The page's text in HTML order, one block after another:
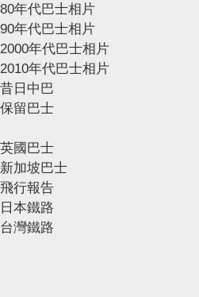
80年代巴士相片
90年代巴士相片
2000年代巴士相片
2010年代巴士相片
昔日中巴
保留巴士
英國巴士
新加坡巴士
飛行報告
日本鐵路
台灣鐵路